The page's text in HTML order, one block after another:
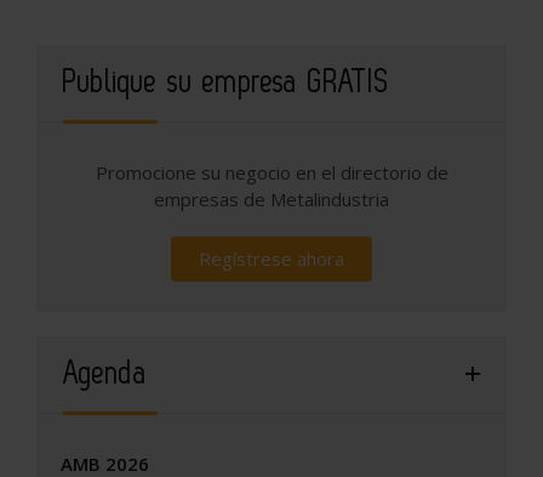
Publique su empresa GRATIS
Promocione su negocio en el directorio de
empresas de Metalindustria
Regístrese ahora
Agenda
AMB 2026